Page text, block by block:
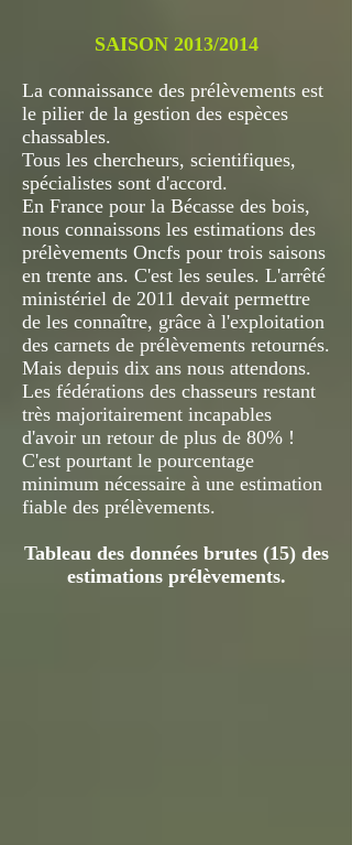
SAISON 2013/2014
La connaissance des prélèvements est
le pilier de la gestion des espèces
chassables.
Tous les chercheurs, scientifiques,
spécialistes sont d'accord.
En France pour la Bécasse des bois,
nous connaissons les estimations des
prélèvements Oncfs pour trois saisons
en trente ans. C'est les seules. L'arrêté
ministériel de 2011 devait permettre
de les connaître, grâce à l'exploitation
des carnets de prélèvements retournés.
Mais depuis dix ans nous attendons.
Les fédérations des chasseurs restant
très majoritairement incapables
d'avoir un retour de plus de 80% !
C'est pourtant le pourcentage
minimum nécessaire à une estimation
fiable des prélèvements.
Tableau des données brutes (15) des
estimations prélèvements.